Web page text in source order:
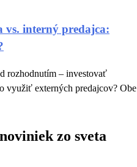
vs. interný predajca:
rozhodnutím – investovať
využiť externých predajcov? Obe
zo sveta